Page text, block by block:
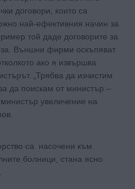
договори, които са
най-ефективния начин за
той даде договорите за
Външни фирми оскъпяват
ако я извършва
„Трябва да изчистим
да поискам от министър –
увеличение на
са насочени към
болници, стана ясно